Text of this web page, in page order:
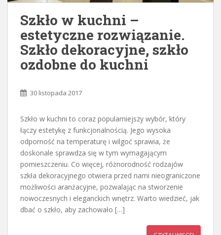
Szkło w kuchni –
estetyczne rozwiązanie.
Szkło dekoracyjne, szkło
ozdobne do kuchni
30 listopada 2017
Szkło w kuchni to coraz popularniejszy wybór, który
łączy estetykę z funkcjonalnością. Jego wysoka
odporność na temperaturę i wilgoć sprawia, że
doskonale sprawdza się w tym wymagającym
pomieszczeniu. Co więcej, różnorodność rodzajów
szkła dekoracyjnego otwiera przed nami nieograniczone
możliwości aranżacyjne, pozwalając na stworzenie
nowoczesnych i eleganckich wnętrz. Warto wiedzieć, jak
dbać o szkło, aby zachowało […]